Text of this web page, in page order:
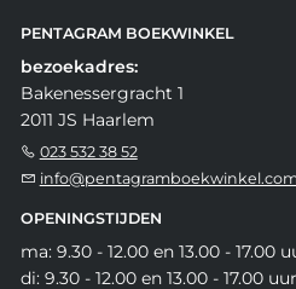
PENTAGRAM BOEKWINKEL
bezoekadres:
Bakenessergracht 1
2011 JS Haarlem
023 532 38 52
OPENINGSTIJDEN
ma: 9.30 - 12.00 en 13.00 - 17.00
di: 9.30 - 12.00 en 13.00 - 17.00 uur